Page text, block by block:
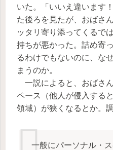
いた。「いいえ違います
た後ろを見たが、おばさ
ッタリ寄り添ってくるで
持ちが悪かった。詰め寄
るわけでもないのに、な
まうのか。
一説によると、おばさ
ペース（他人が侵入する
領域）が狭くなるとか。
一般にパーソナル・